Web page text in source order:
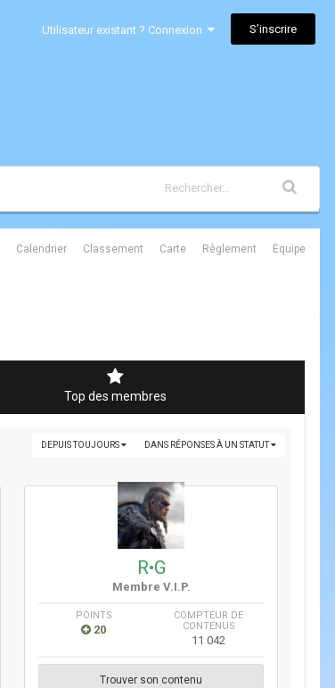
Utilisateur existant ? Connexion S’inscrire
Calendrier Classement Carte Règlement Équipe
Top des membres
DANS RÉPONSES À UN STATUT
DEPUIS TOUJOURS
R•G
Membre V.I.P.
POINTS
20
COMPTEUR DE
CONTENUS
11 042
Trouver son contenu